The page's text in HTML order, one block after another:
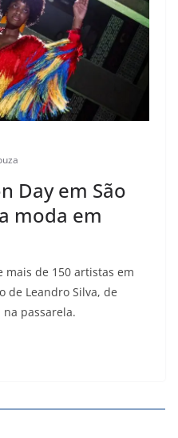
Day em São
moda em
mais de 150 artistas em
de Leandro Silva, de
passarela.